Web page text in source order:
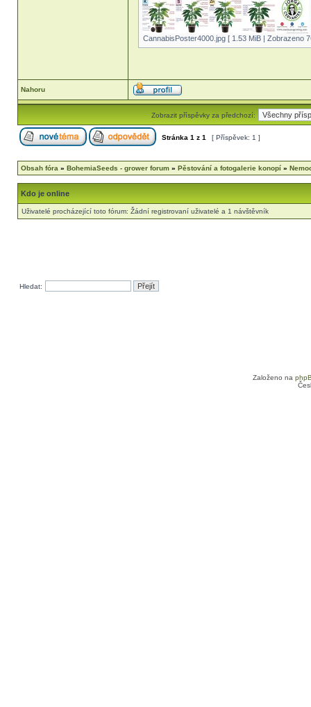
CannabisPoster4000.jpg [ 1.53 MiB | Zobrazeno
Nahoru
Zobrazit příspěvky za předchozí:
Stránka 1 z 1 [ Příspěvek: 1 ]
Obsah fóra » BohemiaSeeds - grower forum » Pěstování a fotogalerie konopí »
Kdo je online
Uživatelé procházející toto fórum: Žádní registrovaní uživatelé a 1 návštěvník
Hledat:
Založeno na